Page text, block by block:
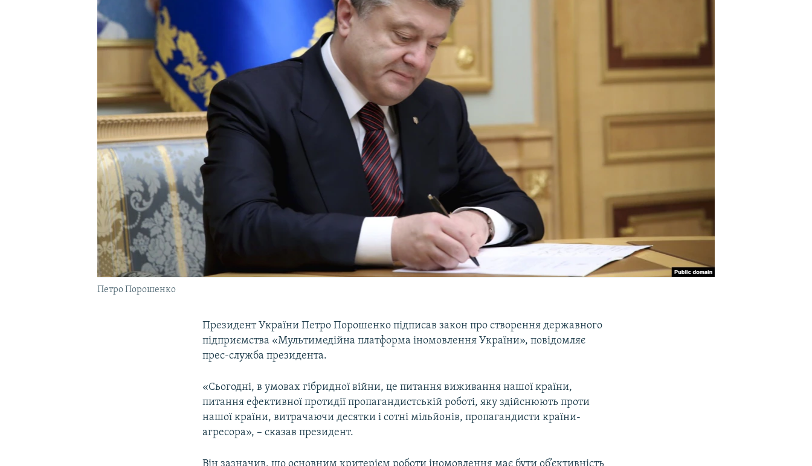
УКРАЇНСЬКА ПРОБЛЕМА КРИМУ
Петро Порошенко
Президент України Петро Порошенко підписав закон про створення державного
підприємства «Мультимедійна платформа іномовлення України», повідомляє
прес-служба президента.
«Сьогодні, в умовах гібридної війни, це питання виживання нашої країни,
питання ефективної протидії пропагандистській роботі, яку здійснюють проти
нашої країни, витрачаючи десятки і сотні мільйонів, пропагандисти країни-
агресора», – сказав президент.